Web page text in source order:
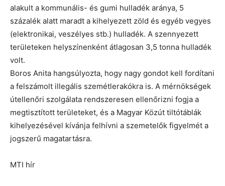
alakult a kommunális- és gumi hulladék aránya, 5
százalék alatt maradt a kihelyezett zöld és egyéb vegyes
(elektronikai, veszélyes stb.) hulladék. A szennyezett
területeken helyszínenként átlagosan 3,5 tonna hulladék
volt.
Boros Anita hangsúlyozta, hogy nagy gondot kell fordítani
a felszámolt illegális szemétlerakókra is. A mérnökségek
útellenőri szolgálata rendszeresen ellenőrizni fogja a
megtisztított területeket, és a Magyar Közút tiltótáblák
kihelyezésével kívánja felhívni a szemetelők figyelmét a
jogszerű magatartásra.
MTI hír